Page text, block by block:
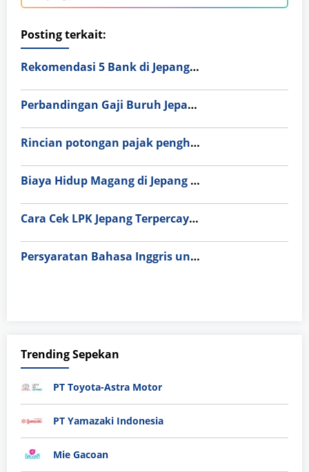
Posting terkait:
Rekomendasi 5 Bank di Jepang Paling Ramah Orang Asing: Mudah, Cepat, dan Anti-Ribet!
Perbandingan Gaji Buruh Jepang vs Korea Selatan 2026: Mana yang Lebih Menguntungkan?
Rincian potongan pajak penghitungan gaji di Jepang (Nenkin & Hoken).
Biaya Hidup Magang di Jepang vs Indonesia 2026: Simulasi Cara Menabung 10 Juta per Bulan
Cara Cek LPK Jepang Terpercaya & Resmi BP2MI agar Terhindar dari Penipuan
Persyaratan Bahasa Inggris untuk Magang Perawat di Singapura & Eropa (IELTS vs OET)
Trending Sepekan
PT Toyota-Astra Motor
PT Yamazaki Indonesia
Mie Gacoan